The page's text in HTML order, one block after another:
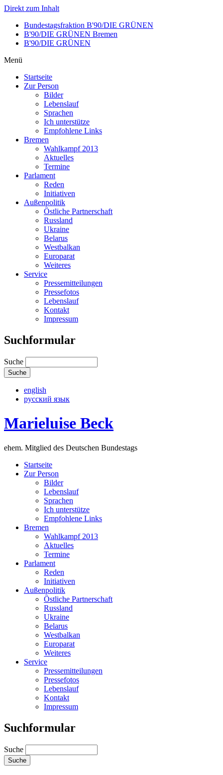
Direkt zum Inhalt
Bundestagsfraktion B'90/DIE GRÜNEN
B'90/DIE GRÜNEN Bremen
B'90/DIE GRÜNEN
Menü
Startseite
Zur Person
Bilder
Lebenslauf
Sprachen
Ich unterstütze
Empfohlene Links
Bremen
Wahlkampf 2013
Aktuelles
Termine
Parlament
Reden
Initiativen
Außenpolitik
Östliche Partnerschaft
Russland
Ukraine
Belarus
Westbalkan
Europarat
Weiteres
Service
Pressemitteilungen
Pressefotos
Lebenslauf
Kontakt
Impressum
Suchformular
Suche
english
русский язык
Marieluise Beck
ehem. Mitglied des Deutschen Bundestags
Startseite
Zur Person
Bilder
Lebenslauf
Sprachen
Ich unterstütze
Empfohlene Links
Bremen
Wahlkampf 2013
Aktuelles
Termine
Parlament
Reden
Initiativen
Außenpolitik
Östliche Partnerschaft
Russland
Ukraine
Belarus
Westbalkan
Europarat
Weiteres
Service
Pressemitteilungen
Pressefotos
Lebenslauf
Kontakt
Impressum
Suchformular
Suche